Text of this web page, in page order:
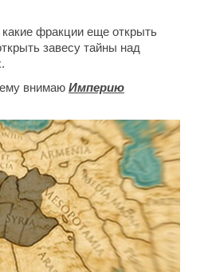
War
фракции еще открыть
завесу тайны над
внимаю Империю